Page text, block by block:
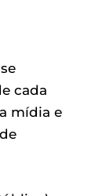
cada
mídia e